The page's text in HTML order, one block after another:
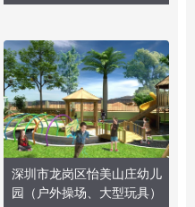
深圳市龙岗区怡美山庄幼儿
园（户外操场、大型玩具）